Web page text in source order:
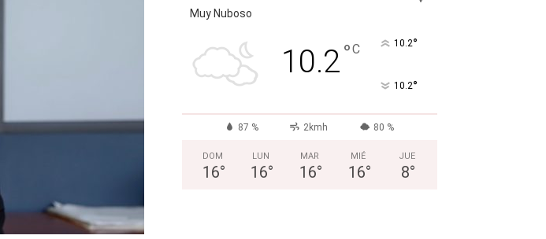
Muy Nuboso
10.2°C 10.2°
10.2°
87 % 2kmh 80 %
DOM
16°
LUN
16°
MAR
16°
MIÉ
16°
JUE
8°